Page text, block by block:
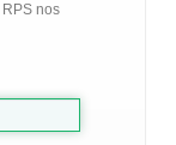
nos